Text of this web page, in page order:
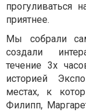
прогуливаться
приятнее.
Мы собрали
создали
течение 3х
историей
местах, к
Филипп,